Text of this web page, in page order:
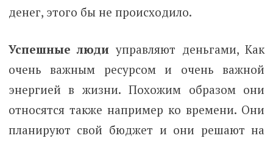
денег, этого бы не происходило.
Успешные люди управляют деньгами, Как
очень важным ресурсом и очень важной
энергией в жизни. Похожим образом они
относятся также например ко времени. Они
планируют свой бюджет и они решают на